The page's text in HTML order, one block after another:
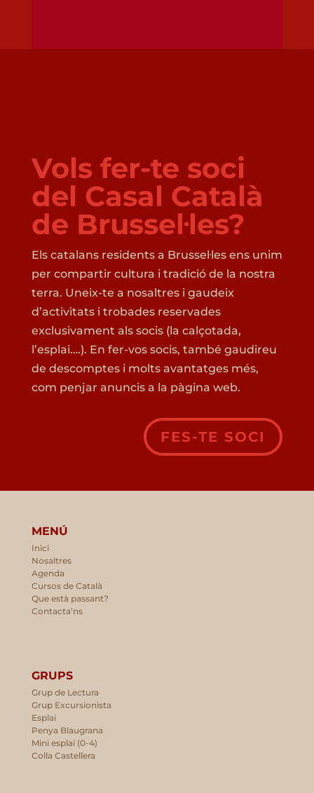
Vols fer-te soci
del Casal Català
de Brussel·les?
Els catalans residents a Brussel·les ens unim
per compartir cultura i tradició de la nostra
terra. Uneix-te a nosaltres i gaudeix
d’activitats i trobades reservades
exclusivament als socis (la calçotada,
l’esplai….). En fer-vos socis, també gaudireu
de descomptes i molts avantatges més,
com penjar anuncis a la pàgina web.
FES-TE SOCI
MENÚ
Inici
Nosaltres
Agenda
Cursos de Català
Que està passant?
Contacta’ns
GRUPS
Grup de Lectura
Grup Excursionista
Esplai
Penya Blaugrana
Mini esplai (0-4)
Colla Castellera